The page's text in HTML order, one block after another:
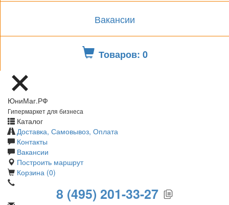
Вакансии
Товаров: 0
ЮниМаг.РФ
Гипермаркет для бизнеса
Каталог
Доставка, Самовывоз, Оплата
Контакты
Вакансии
Построить маршрут
Корзина (0)
8 (495) 201-33-27